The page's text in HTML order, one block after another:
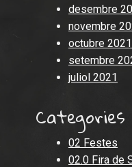
desembre
novembre
octubre 2021
setembre
juliol 2021
Categories
02 Festes
02.0 Fira de